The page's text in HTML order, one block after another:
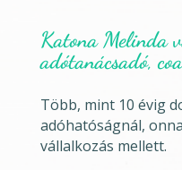
Katona Melinda
adótanácsadó,
Több, mint 10 évig
adóhatóságnál,
vállalkozás mellett.